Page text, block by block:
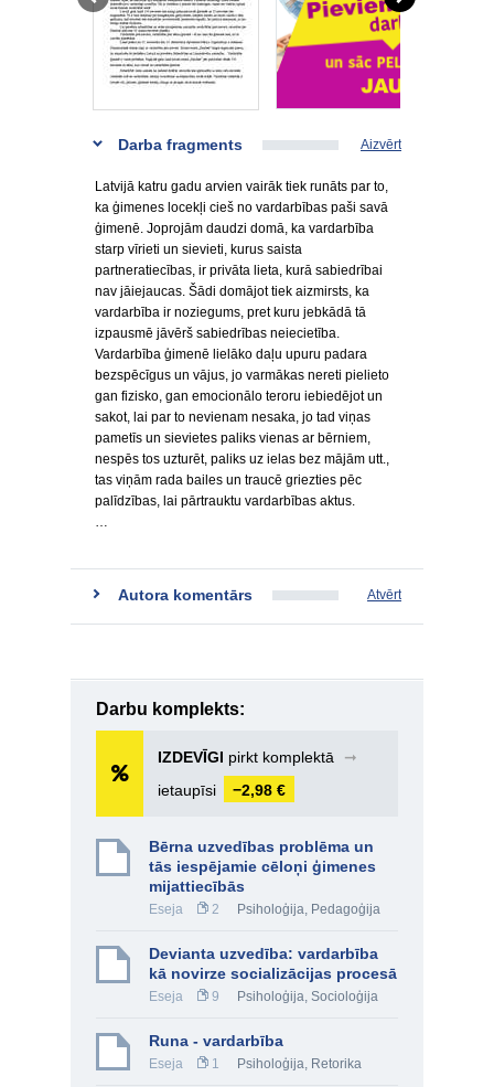
Darba fragments Aizvērt
Latvijā katru gadu arvien vairāk tiek runāts par to,
ka ģimenes locekļi cieš no vardarbības paši savā
ģimenē. Joprojām daudzi domā, ka vardarbība
starp vīrieti un sievieti, kurus saista
partneratiecības, ir privāta lieta, kurā sabiedrībai
nav jāiejaucas. Šādi domājot tiek aizmirsts, ka
vardarbība ir noziegums, pret kuru jebkādā tā
izpausmē jāvērš sabiedrības neiecietība.
Vardarbība ģimenē lielāko daļu upuru padara
bezspēcīgus un vājus, jo varmākas nereti pielieto
gan fizisko, gan emocionālo teroru iebiedējot un
sakot, lai par to nevienam nesaka, jo tad viņas
pametīs un sievietes paliks vienas ar bērniem,
nespēs tos uzturēt, paliks uz ielas bez mājām utt.,
tas viņām rada bailes un traucē griezties pēc
palīdzības, lai pārtrauktu vardarbības aktus.
…
Autora komentārs Atvērt
Darbu komplekts:
IZDEVĪGI pirkt komplektā
➞
ietaupīsi
−2,98 €
Bērna uzvedības problēma un
tās iespējamie cēloņi ģimenes
mijattiecībās
Eseja 2 Psiholoģija, Pedagoģija
Devianta uzvedība: vardarbība
kā novirze socializācijas procesā
Eseja 9 Psiholoģija, Socioloģija
Runa - vardarbība
Eseja 1 Psiholoģija, Retorika